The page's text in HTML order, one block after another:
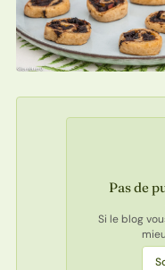
Pas de
Si le blog